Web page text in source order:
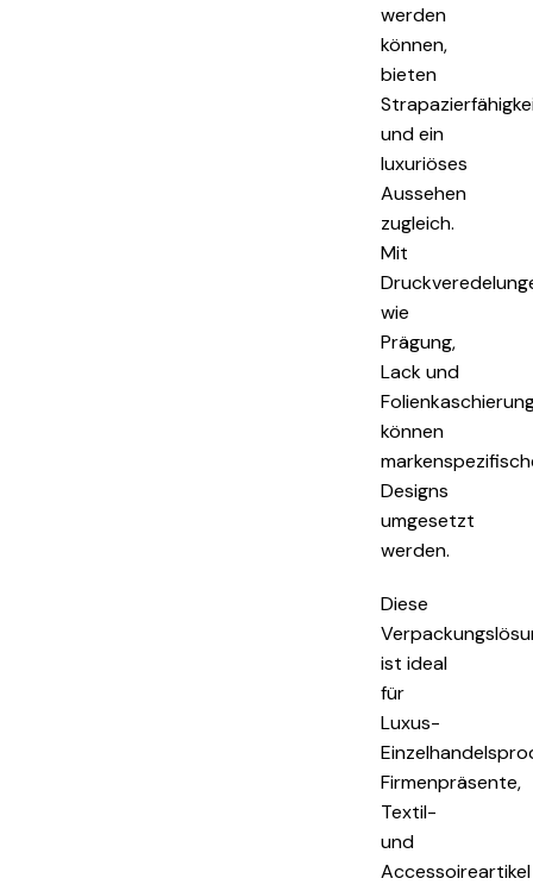
werden
können,
bieten
und ein
luxuriöses
Aussehen
zugleich.
Mit
wie
Prägung,
Lack und
können
Designs
umgesetzt
werden.
Diese
ist ideal
für
Luxus-
Firmenpräsente,
Textil-
und
Accessoireartikel